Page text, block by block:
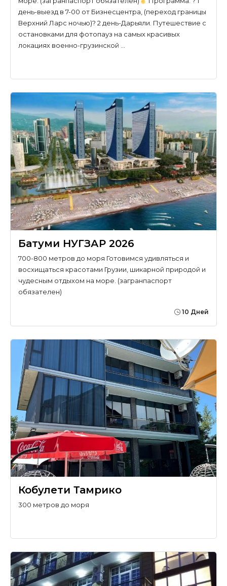
день-выезд в 7-00 от Бизнесцентра, (переход границы
Верхний Ларс ночью)? 2 день-Дарьяли. Путешествие с
остановками для фотопауз на самых красивых
локациях военно-грузинской …
Батуми НУГЗАР 2026
700-800 метров до моря Готовимся удивляться и
восхищаться красотами Грузии, шикарной природой и
чудесным отдыхом на море. (загранпаспорт
обязателен)
10 Дней
Кобулети Тамрико
300 метров до моря